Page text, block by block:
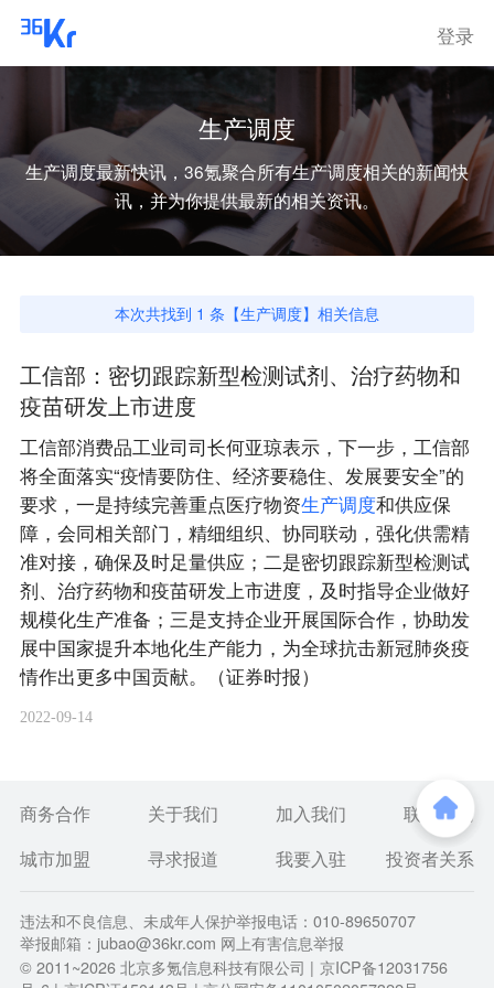
登录
生产调度
生产调度最新快讯，36氪聚合所有生产调度相关的新闻快
讯，并为你提供最新的相关资讯。
本次共找到 1 条【生产调度】相关信息
工信部：密切跟踪新型检测试剂、治疗药物和
疫苗研发上市进度
工信部消费品工业司司长何亚琼表示，下一步，工信部
将全面落实“疫情要防住、经济要稳住、发展要安全”的
要求，一是持续完善重点医疗物资生产调度和供应保
障，会同相关部门，精细组织、协同联动，强化供需精
准对接，确保及时足量供应；二是密切跟踪新型检测试
剂、治疗药物和疫苗研发上市进度，及时指导企业做好
规模化生产准备；三是支持企业开展国际合作，协助发
展中国家提升本地化生产能力，为全球抗击新冠肺炎疫
情作出更多中国贡献。（证券时报）
2022-09-14
商务合作 关于我们 加入我们
联系我们
城市加盟
寻求报道 我要入驻 投资者关系
违法和不良信息、未成年人保护举报电话：010-89650707
举报邮箱：jubao@36kr.com 网上有害信息举报
© 2011~2026北京多氪信息科技有限公司 | 京ICP备12031756